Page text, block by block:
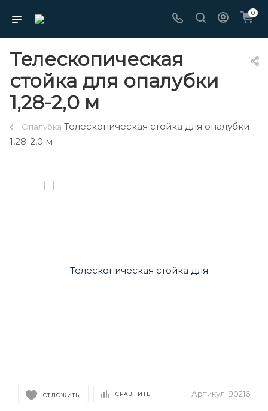
0
Телескопическая
стойка для опалубки
1,28-2,0 м
Опалубка Телескопическая стойка для опалубки
1,28-2,0 м
ОТЛОЖИТЬ СРАВНИТЬ Артикул: 90216